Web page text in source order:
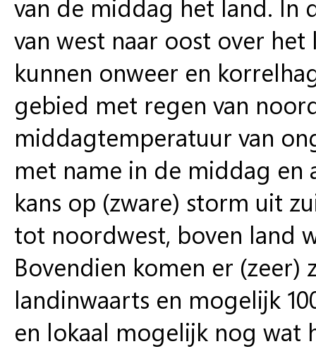
van de middag het land. In
van west naar oost over
kunnen onweer en
gebied met regen van
middagtemperatuur van
met name in de middag en
kans op (zware) storm uit
tot noordwest, boven land
Bovendien komen er
landinwaarts en mogelijk
en lokaal mogelijk nog wat